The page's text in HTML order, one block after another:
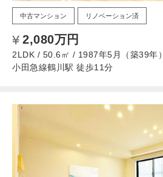
中古マンション リノベーション済
2,080万円
2LDK / 50.6㎡ / 1987年5月（築39年）
小田急線鶴川駅 徒歩11分